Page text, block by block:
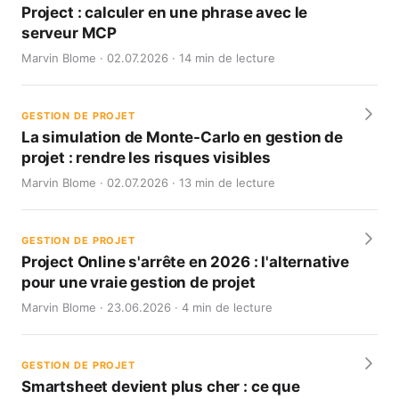
Project : calculer en une phrase avec le
serveur MCP
Marvin Blome · 02.07.2026 · 14 min de lecture
GESTION DE PROJET
La simulation de Monte-Carlo en gestion de
projet : rendre les risques visibles
Marvin Blome · 02.07.2026 · 13 min de lecture
GESTION DE PROJET
Project Online s'arrête en 2026 : l'alternative
pour une vraie gestion de projet
Marvin Blome · 23.06.2026 · 4 min de lecture
GESTION DE PROJET
Smartsheet devient plus cher : ce que